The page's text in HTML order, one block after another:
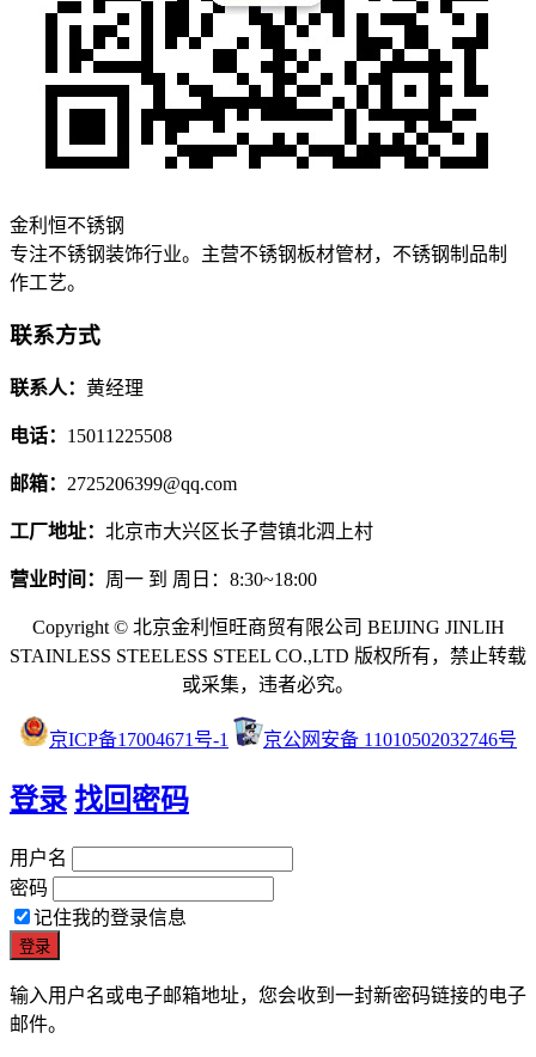
金利恒不锈钢
专注不锈钢装饰行业。主营不锈钢板材管材，不锈钢制品制
作工艺。
联系方式
联系人： 黄经理
电话： 15011225508
邮箱： 2725206399@qq.com
工厂地址： 北京市大兴区长子营镇北泗上村
营业时间： 周一 到 周日：8:30~18:00
Copyright © 北京金利恒旺商贸有限公司 BEIJING JINLIH
STAINLESS STEELESS STEEL CO.,LTD 版权所有，禁止转载
或采集，违者必究。
京ICP备17004671号-1 京公网安备 11010502032746号
登录 找回密码
用户名
密码
记住我的登录信息
输入用户名或电子邮箱地址，您会收到一封新密码链接的电子
邮件。